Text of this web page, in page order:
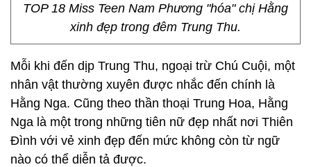
TOP 18 Miss Teen Nam Phương "hóa" chị Hằng
xinh đẹp trong đêm Trung Thu.
Mỗi khi đến dịp Trung Thu, ngoại trừ Chú Cuội, một
nhân vật thường xuyên được nhắc đến chính là
Hằng Nga. Cũng theo thần thoại Trung Hoa, Hằng
Nga là một trong những tiên nữ đẹp nhất nơi Thiên
Đình với vẻ xinh đẹp đến mức không còn từ ngữ
nào có thể diễn tả được.